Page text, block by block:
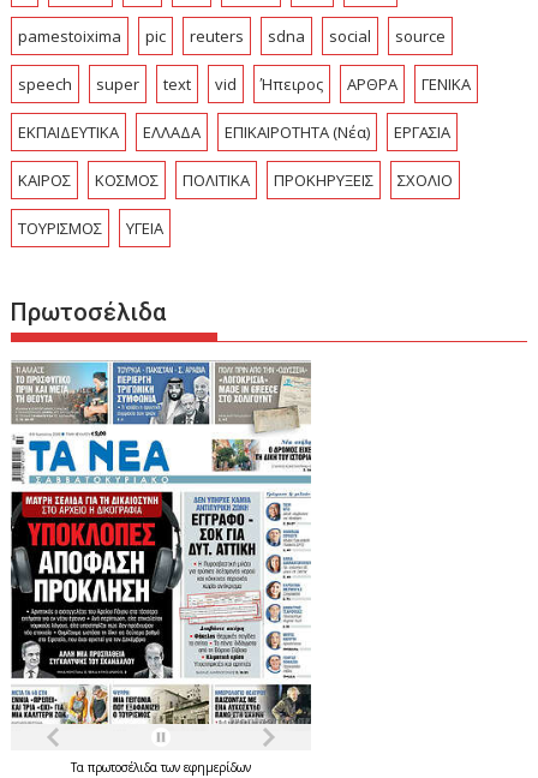
pamestoixima pic reuters sdna social source
speech super text vid Ήπειρος ΑΡΘΡΑ ΓΕΝΙΚΑ
ΕΚΠΑΙΔΕΥΤΙΚΑ ΕΛΛΑΔΑ ΕΠΙΚΑΙΡΟΤΗΤΑ (Νέα) ΕΡΓΑΣΙΑ
ΚΑΙΡΟΣ ΚΟΣΜΟΣ ΠΟΛΙΤΙΚΑ ΠΡΟΚΗΡΥΞΕΙΣ ΣΧΟΛΙΟ
ΤΟΥΡΙΣΜΟΣ ΥΓΕΙΑ
Πρωτοσέλιδα
Ταπρωτοσέλιδατωνεφημερίδων